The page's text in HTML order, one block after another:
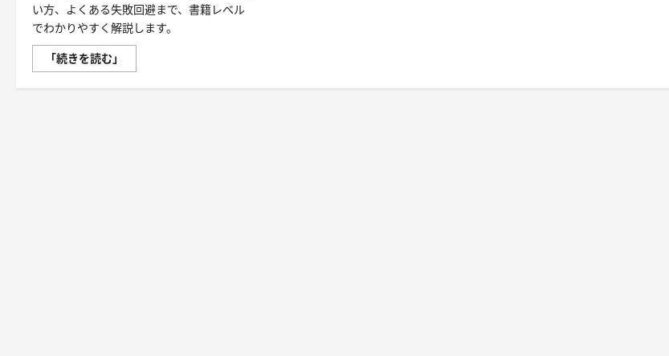
い方、よくある失敗回避まで、書籍レベル
でわかりやすく解説します。
「続きを読む」
シ
ト